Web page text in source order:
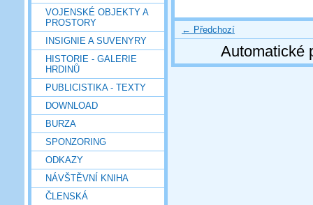
VOJENSKÉ OBJEKTY A
PROSTORY
INSIGNIE A SUVENYRY
HISTORIE - GALERIE
HRDINŮ
PUBLICISTIKA - TEXTY
DOWNLOAD
BURZA
SPONZORING
ODKAZY
NÁVŠTĚVNÍ KNIHA
ČLENSKÁ
← Předchozí
Automatické